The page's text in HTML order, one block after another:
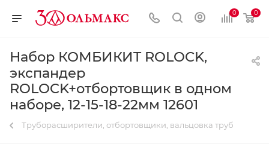
0 0
Набор КОМБИКИT ROLOCK,
экспандер
ROLOCK+отбортовщик в одном
наборе, 12-15-18-22мм 12601
Труборасширители, отбортовщики, вальцовка труб